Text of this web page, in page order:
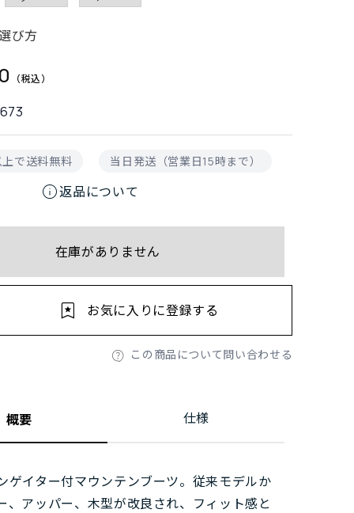
び方
で送料無料 当日発送（営業日15時まで）
info返品について
在庫がありません
この商品について問い合わせる
お気に入りに登録する
概要 仕様
ゲイター付マウンテンブーツ。従来モデルか
、アッパー、木型が改良され、フィット感と